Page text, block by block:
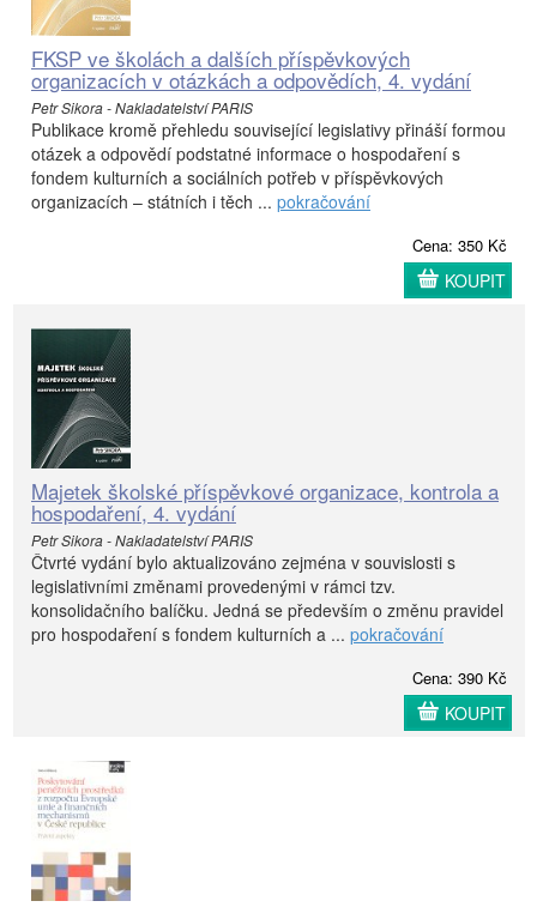
FKSP ve školách a dalších příspěvkových
organizacích v otázkách a odpovědích, 4. vydání
Petr Sikora - Nakladatelství PARIS
Publikace kromě přehledu související legislativy přináší formou
otázek a odpovědí podstatné informace o hospodaření s
fondem kulturních a sociálních potřeb v příspěvkových
organizacích – státních i těch ... pokračování
Cena: 350 Kč
KOUPIT
Majetek školské příspěvkové organizace, kontrola a
hospodaření, 4. vydání
Petr Sikora - Nakladatelství PARIS
Čtvrté vydání bylo aktualizováno zejména v souvislosti s
legislativními změnami provedenými v rámci tzv.
konsolidačního balíčku. Jedná se především o změnu pravidel
pro hospodaření s fondem kulturních a ... pokračování
Cena: 390 Kč
KOUPIT